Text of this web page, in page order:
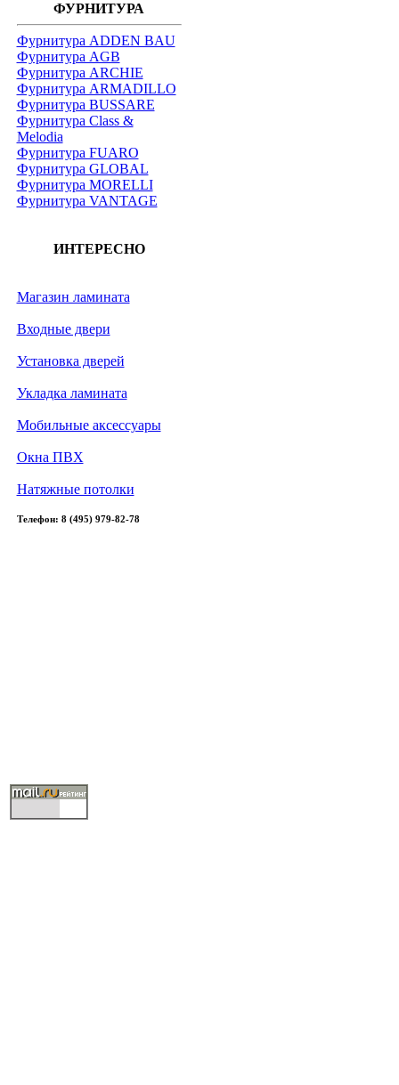
ФУРНИТУРА
Фурнитура ADDEN BAU
Фурнитура AGB
Фурнитура ARCHIE
Фурнитура ARMADILLO
Фурнитура BUSSARE
Фурнитура Class &
Melodia
Фурнитура FUARO
Фурнитура GLOBAL
Фурнитура MORELLI
Фурнитура VANTAGE
ИНТЕРЕСНО
Магазин ламината
Входные двери
Установка дверей
Укладка ламината
Мобильные аксессуары
Окна ПВХ
Натяжные потолки
Телефон: 8 (495) 979-82-78